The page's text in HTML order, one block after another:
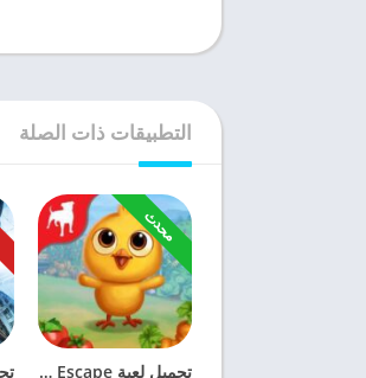
التطبيقات ذات الصلة
محدث
تحميل لعبة FarmVille 2: Country Escape مهكرة 2023 للأندرويد